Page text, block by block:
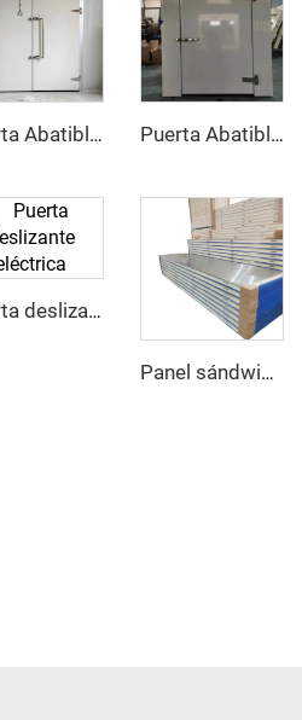
Puerta Abatible Semiempotrada Puerta Abatible Totalmente Empotrada
Puerta deslizante eléctrica
Panel sándwich de acero inoxidable PU